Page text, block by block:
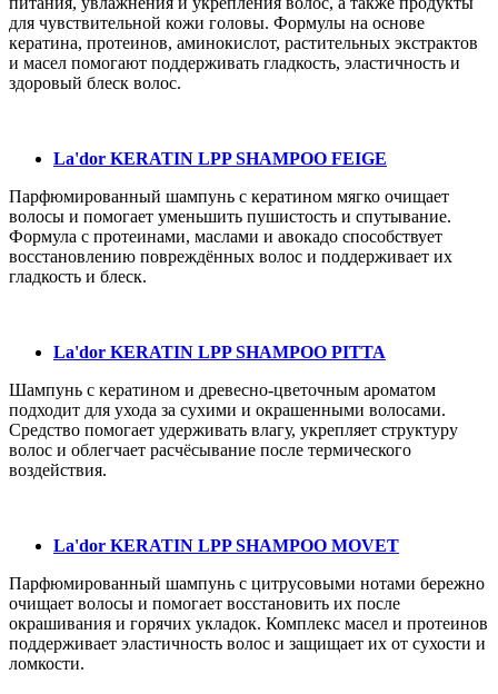
для чувствительной кожи головы. Формулы на основе
кератина, протеинов, аминокислот, растительных экстрактов
и масел помогают поддерживать гладкость, эластичность и
здоровый блеск волос.
La'dor KERATIN LPP SHAMPOO FEIGE
Парфюмированный шампунь с кератином мягко очищает
волосы и помогает уменьшить пушистость и спутывание.
Формула с протеинами, маслами и авокадо способствует
восстановлению повреждённых волос и поддерживает их
гладкость и блеск.
La'dor KERATIN LPP SHAMPOO PITTA
Шампунь с кератином и древесно-цветочным ароматом
подходит для ухода за сухими и окрашенными волосами.
Средство помогает удерживать влагу, укрепляет структуру
волос и облегчает расчёсывание после термического
воздействия.
La'dor KERATIN LPP SHAMPOO MOVET
Парфюмированный шампунь с цитрусовыми нотами бережно
очищает волосы и помогает восстановить их после
окрашивания и горячих укладок. Комплекс масел и протеинов
поддерживает эластичность волос и защищает их от сухости и
ломкости.